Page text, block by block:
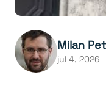
Milan
jul 4, 2026